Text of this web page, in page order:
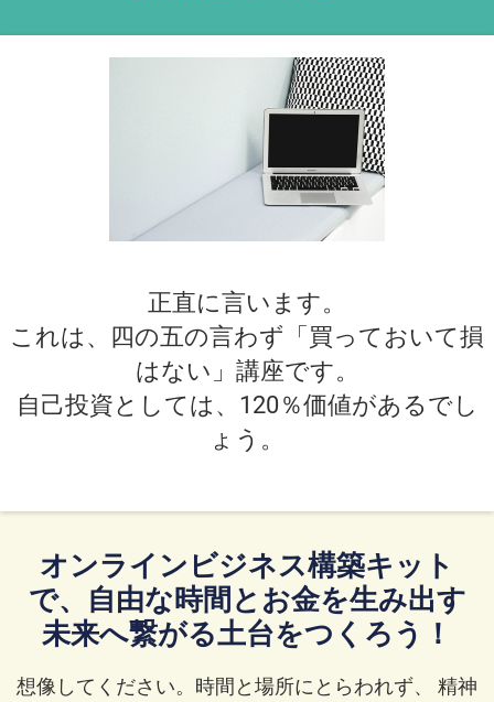
無料で登録可能、Systeme.io公式サイト
正直に言います。
これは、四の五の言わず「買っておいて損
はない」講座です。
自己投資としては、120％価値があるでし
ょう。
オンラインビジネス構築キット
で、自由な時間とお金を生み出す
未来へ繋がる土台をつくろう！
想像してください。時間と場所にとらわれず、 精神